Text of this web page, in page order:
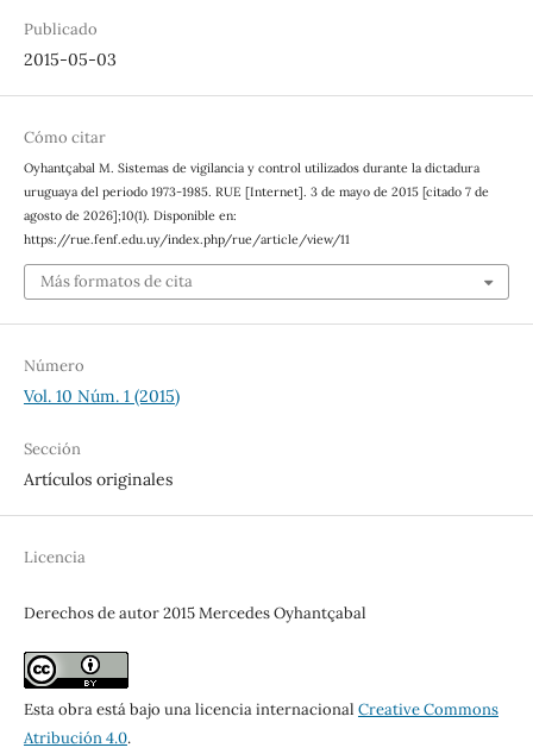
Publicado
2015-05-03
Cómo citar
Oyhantçabal M. Sistemas de vigilancia y control utilizados durante la dictadura
uruguaya del periodo 1973-1985. RUE [Internet]. 3 de mayo de 2015 [citado 7 de
agosto de 2026];10(1). Disponible en:
https://rue.fenf.edu.uy/index.php/rue/article/view/11
Más formatos de cita
Número
Vol. 10 Núm. 1 (2015)
Sección
Artículos originales
Licencia
Derechos de autor 2015 Mercedes Oyhantçabal
Esta obra está bajo una licencia internacional Creative Commons
Atribución 4.0.